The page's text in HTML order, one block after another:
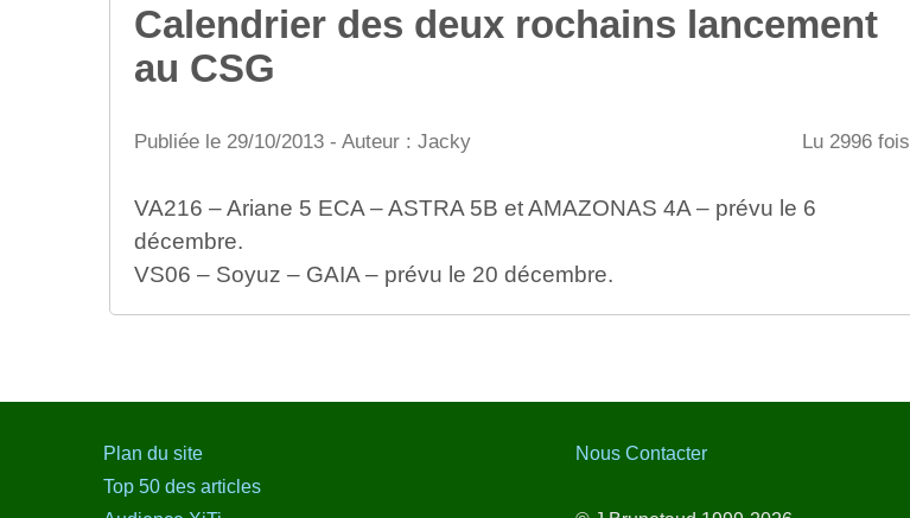
Calendrier des deux rochains lancement
au CSG
Publiée le 29/10/2013 - Auteur : Jacky Lu 2996 fois
VA216 – Ariane 5 ECA – ASTRA 5B et AMAZONAS 4A – prévu le 6
décembre.
VS06 – Soyuz – GAIA – prévu le 20 décembre.
Plan du site
Top 50 des articles
Nous Contacter